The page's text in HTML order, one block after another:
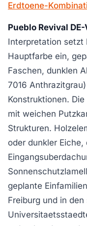
Erdtoene-
Pueblo Revival
Interpretation setzt
Hauptfarbe ein,
Faschen, dunklen
7016
Konstruktionen.
mit weichen
Strukturen.
oder dunkler Eiche,
geplante
Freiburg und in